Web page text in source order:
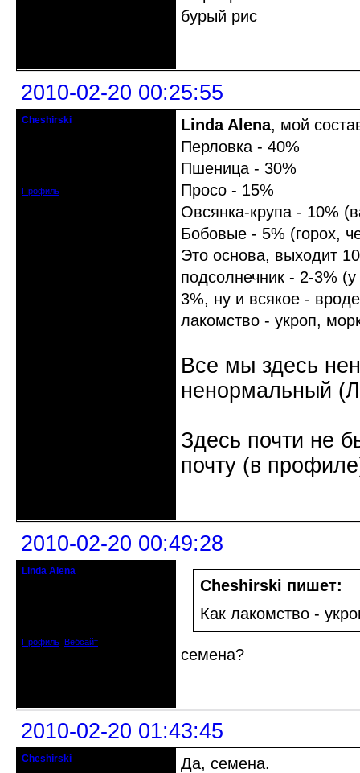
бурый рис
2010-02-20 00:25:55
Cheshirski
Профиль
Linda Alena, мой
Перловка - 40%
Пшеница - 30%
Просо - 15%
Овсянка-крупа - 10%
Бобовые - 5% (горох,
Это основа, выходит
подсолнечник - 2-3%
3%, ну и всякое -
лакомство - укроп,
Все мы здесь
ненормальный
Здесь почти не
почту (в
2010-02-20 00:49:28
Linda Alena
Профиль Вебсайт
Cheshirski пишет:
Как лакомство -
семена?
2010-02-20 01:43:45
Cheshirski Да, семена.